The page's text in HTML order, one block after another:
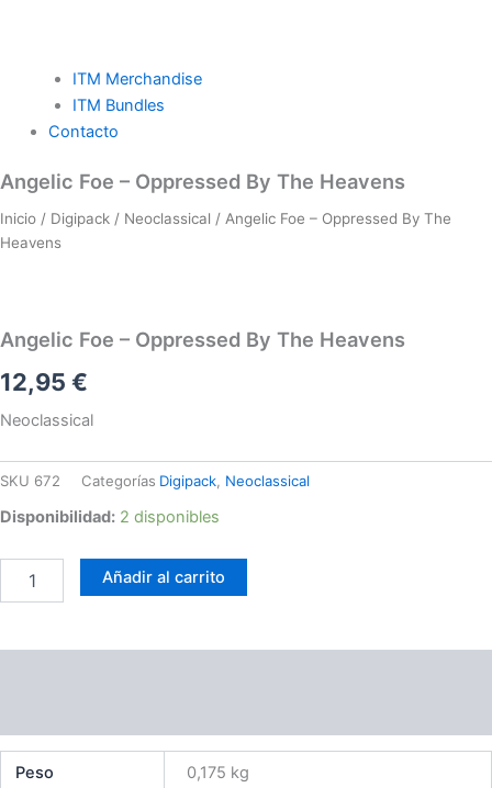
ITM Merchandise
ITM Bundles
Contacto
Angelic Foe – Oppressed By The Heavens
Inicio / Digipack / Neoclassical / Angelic Foe – Oppressed By The
Heavens
Angelic Foe – Oppressed By The Heavens
12,95 €
Neoclassical
SKU 672 Categorías Digipack Neoclassical
Disponibilidad: 2 disponibles
Angelic
-
Oppressed
cantidad
Añadir al carrito
Peso 0,175 kg